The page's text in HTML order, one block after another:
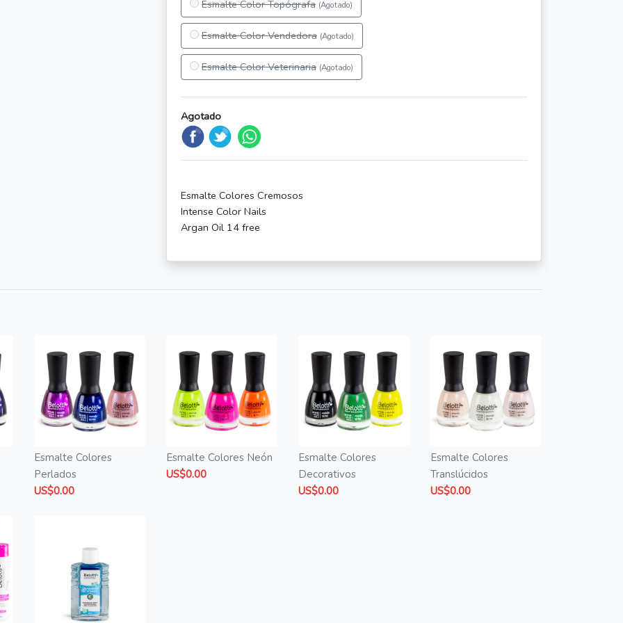
Esmalte Color Topógrafa (Agotado)
Esmalte Color Vendedora (Agotado)
Esmalte Color Veterinaria (Agotado)
Agotado
Esmalte Colores Cremosos
Intense Color Nails
Argan Oil 14 free
Esmalte Colores
Perlados
US$0.00
Esmalte Colores Neón
US$0.00
Esmalte Colores
Decorativos
US$0.00
Esmalte Colores
Translúcidos
US$0.00